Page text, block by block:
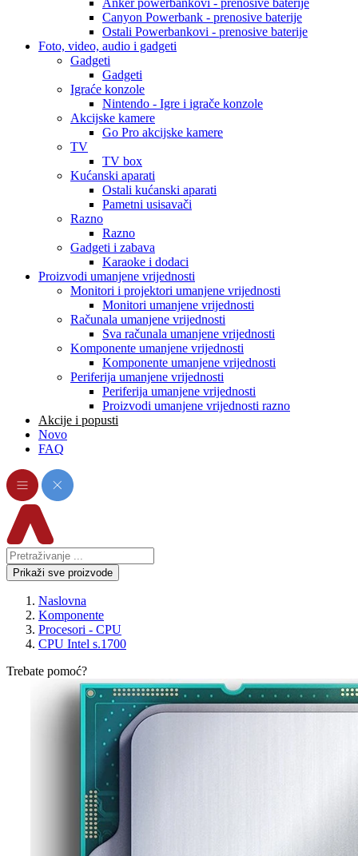
Anker powerbankovi - prenosive baterije
Canyon Powerbank - prenosive baterije
Ostali Powerbankovi - prenosive baterije
Foto, video, audio i gadgeti
Gadgeti
Gadgeti
Igraće konzole
Nintendo - Igre i igrače konzole
Akcijske kamere
Go Pro akcijske kamere
TV
TV box
Kućanski aparati
Ostali kućanski aparati
Pametni usisavači
Razno
Razno
Gadgeti i zabava
Karaoke i dodaci
Proizvodi umanjene vrijednosti
Monitori i projektori umanjene vrijednosti
Monitori umanjene vrijednosti
Računala umanjene vrijednosti
Sva računala umanjene vrijednosti
Komponente umanjene vrijednosti
Komponente umanjene vrijednosti
Periferija umanjene vrijednosti
Periferija umanjene vrijednosti
Proizvodi umanjene vrijednosti razno
Akcije i popusti
Novo
FAQ
Prikaži sve proizvode
Naslovna
Komponente
Procesori - CPU
CPU Intel s.1700
Trebate pomoć?